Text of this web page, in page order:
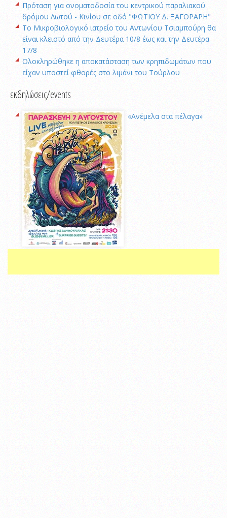
Πρόταση για ονοματοδοσία του κεντρικού παραλιακού
δρόμου Λωτού - Κινίου σε οδό "ΦΩΤΙΟΥ Δ. ΞΑΓΟΡΑΡΗ"
Το Μικροβιολογικό ιατρείο του Αντωνίου Τσιαμπούρη θα
είναι κλειστό από την Δευτέρα 10/8 έως και την Δευτέρα
17/8
Oλοκληρώθηκε η αποκατάσταση των κρηπιδωμάτων που
είχαν υποστεί φθορές στο λιμάνι του Τούρλου
εκδηλώσεις/events
«Ανέμελα στα πέλαγα»